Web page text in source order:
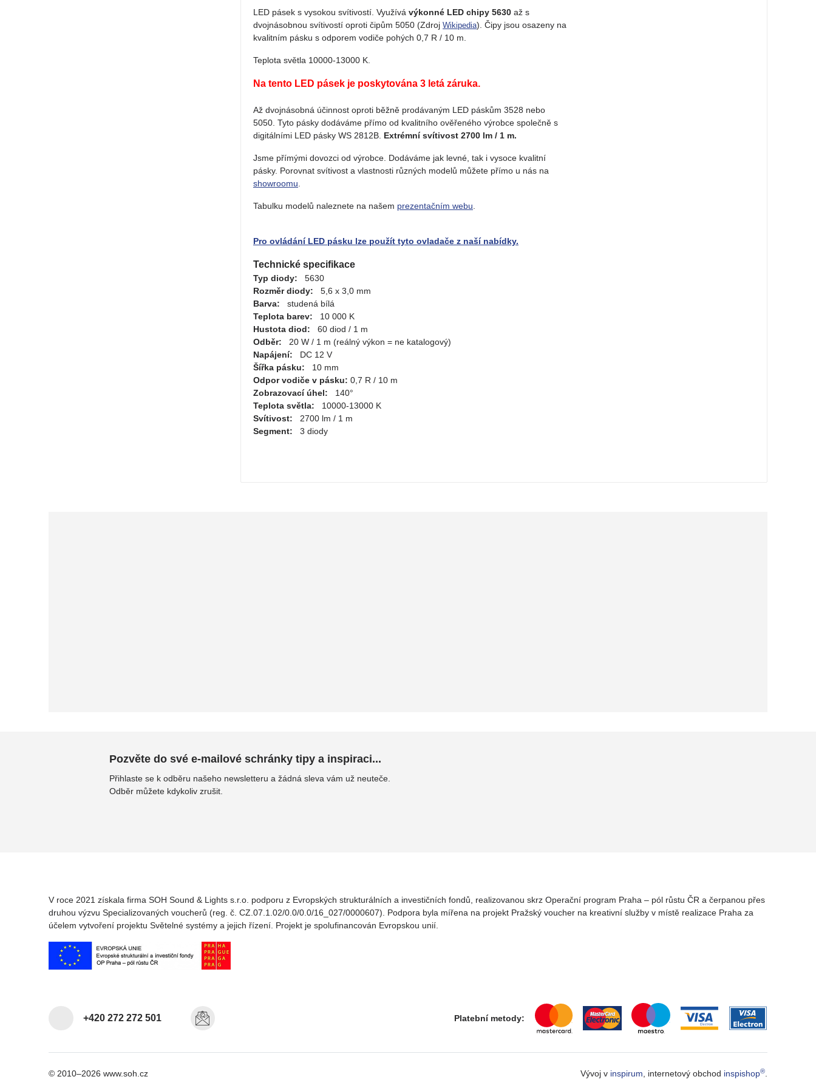
LED pásek s vysokou svítivostí. Využívá výkonné LED chipy 5630 až s
dvojnásobnou svítivostí oproti čipům 5050 (Zdroj Wikipedia). Čipy jsou osazeny na
kvalitním pásku s odporem vodiče pohých 0,7 R / 10 m.
Teplota světla 10000-13000 K.
Na tento LED pásek je poskytována 3 letá záruka.
Až dvojnásobná účinnost oproti běžně prodávaným LED páskům 3528 nebo
5050. Tyto pásky dodáváme přímo od kvalitního ověřeného výrobce společně s
digitálními LED pásky WS 2812B. Extrémní svítivost 2700 lm / 1 m.
Jsme přímými dovozci od výrobce. Dodáváme jak levné, tak i vysoce kvalitní
pásky. Porovnat svítivost a vlastnosti různých modelů můžete přímo u nás na
showroomu
Tabulku modelů naleznete na našem prezentačním webu
Pro ovládání LED pásku lze použít tyto ovladače z naší nabídky.
Technické specifikace
Typ diody: 5630
Rozměr diody: 5,6 x 3,0 mm
Barva: studená bílá
Teplota barev: 10 000 K
Hustota diod: 60 diod / 1 m
Odběr: 20 W / 1 m (reálný výkon = ne katalogový)
Napájení: DC 12 V
Šířka pásku: 10 mm
Odpor vodiče v pásku: 0,7 R / 10 m
Zobrazovací úhel: 140°
Teplota světla: 10000-13000 K
Svítivost: 2700 lm / 1 m
Segment: 3 diody
Pozvěte do své e-mailové schránky tipy a inspiraci...
Přihlaste se k odběru našeho newsletteru a žádná sleva vám už neuteče.
Odběr můžete kdykoliv zrušit.
V roce 2021 získala firma SOH Sound & Lights s.r.o. podporu z Evropských strukturálních a investičních fondů, realizovanou skrz Operační program Praha – pól růstu ČR a čerpanou přes
druhou výzvu Specializovaných voucherů (reg. č. CZ.07.1.02/0.0/0.0/16_027/0000607). Podpora byla mířena na projekt Pražský voucher na kreativní služby v místě realizace Praha za
účelem vytvoření projektu Světelné systémy a jejich řízení. Projekt je spolufinancován Evropskou unií.
+420 272 272 501 Platební metody:
© 2010–2026 www.soh.cz Vývoj v inspirum , internetový obchod inspishop®